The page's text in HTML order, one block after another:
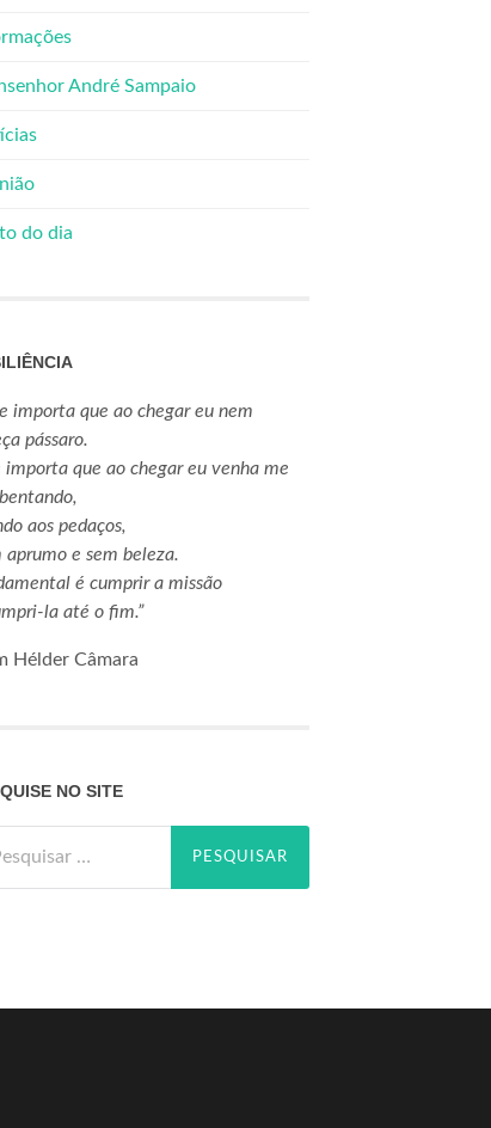
André Sampaio
do dia
importa que ao chegar eu nem
pássaro.
importa que ao chegar eu venha me
aos pedaços,
aprumo e sem beleza.
é cumprir a missão
la até o fim.”
Hélder Câmara
NO SITE